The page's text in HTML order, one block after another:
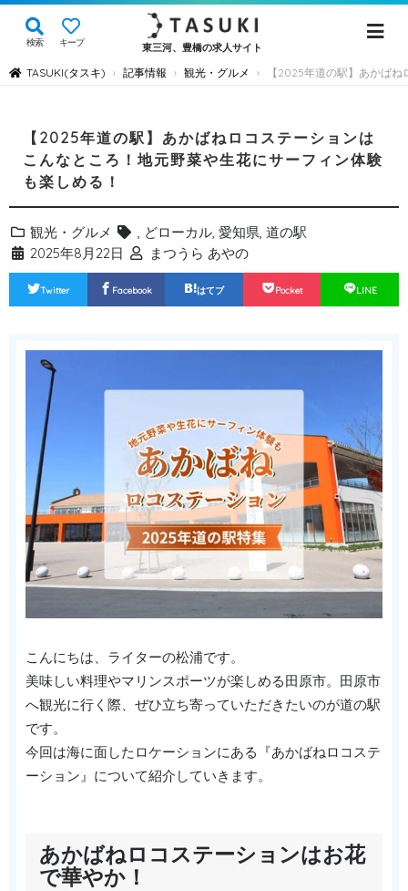
検索 キープ 東三河、豊橋の求人サイト
TASUKI(タスキ) › 記事情報 › 観光・グルメ › 【2025年道の駅】あかば
【2025年道の駅】あかばねロコステーションは
こんなところ！地元野菜や生花にサーフィン体験
も楽しめる！
観光・グルメ , どローカル, 愛知県, 道の駅
2025年8月22日
まつうら あやの
Twitter Facebook はてブ Pocket LINE
こんにちは、ライターの松浦です。
美味しい料理やマリンスポーツが楽しめる田原市。田原市
へ観光に行く際、ぜひ立ち寄っていただきたいのが道の駅
です。
今回は海に面したロケーションにある『あかばねロコステ
ーション』について紹介していきます。
あかばねロコステーションはお花
で華やか！